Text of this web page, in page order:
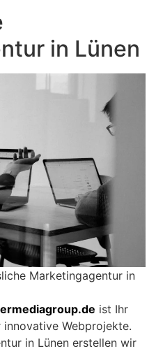
in Lünen
Marketingagentur in
ist Ihr
Webprojekte.
in Lünen erstellen wir